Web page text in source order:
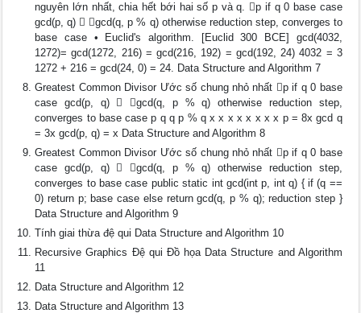
nguyên lớn nhất, chia hết bới hai số p và q. p if q 0 base case
gcd(p, q)  gcd(q, p % q) otherwise reduction step, converges to
base case • Euclid's algorithm. [Euclid 300 BCE] gcd(4032,
1272)= gcd(1272, 216) = gcd(216, 192) = gcd(192, 24) 4032 = 3
1272 + 216 = gcd(24, 0) = 24. Data Structure and Algorithm 7
Greatest Common Divisor Ước số chung nhỏ nhất p if q 0 base
case gcd(p, q)  gcd(q, p % q) otherwise reduction step,
converges to base case p q q p % q x x x x x x x x p = 8x gcd q
= 3x gcd(p, q) = x Data Structure and Algorithm 8
Greatest Common Divisor Ước số chung nhỏ nhất p if q 0 base
case gcd(p, q)  gcd(q, p % q) otherwise reduction step,
converges to base case public static int gcd(int p, int q) { if (q ==
0) return p; base case else return gcd(q, p % q); reduction step }
Data Structure and Algorithm 9
Tính giai thừa đệ qui Data Structure and Algorithm 10
Recursive Graphics Đệ qui Đồ họa Data Structure and Algorithm
11
Data Structure and Algorithm 12
Data Structure and Algorithm 13